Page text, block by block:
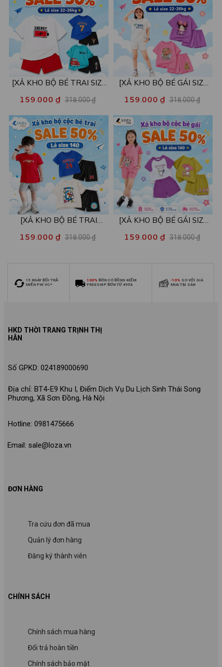
[XẢ KHO BỘ BÉ TRAI SIZE
mẫu - Quần áo bé trai từ 22-
26kg - Loza Kids XB004
159.000 ₫ 318.000 ₫
[XẢ KHO BỘ BÉ GÁI SIZE
mẫu - Quần áo bé gái từ 22-
26kg - Loza Kids XB005
159.000 ₫ 318.000 ₫
[XẢ KHO BỘ BÉ TRAI
nhiều mẫu - Quần áo bé trai
159.000 ₫ 318.000 ₫
[XẢ KHO BỘ BÉ GÁI SIZE
mẫu - Quần áo bé gái từ 26-
159.000 ₫ 318.000 ₫
15 NGÀY ĐỔI TRẢ
MIỄN PHÍ VC*
100% ĐƠN CÓ ĐỒNG KIỂM
FREESHIP ĐƠN TỪ 495k
-10% SO VỚI GIÁ
MUA TẠI SÀN
CHÍNH SÁCH
Chính sách mua hàng
Đổi trả hoàn tiền
Chính sách bảo mật
HKD THỜI TRANG TRỊNH THỊ
HÂN
Số GPKD: 024189000690
Địa chỉ: BT4-E9 Khu I, Điểm Dịch Vụ Du Lịch Sinh Thái Song
Phương, Xã Sơn Đồng, Hà Nội
Hotline: 0981475666
Email: sale@loza.vn
ĐƠN HÀNG
Tra cứu đơn đã mua
Quản lý đơn hàng
Đăng ký thành viên